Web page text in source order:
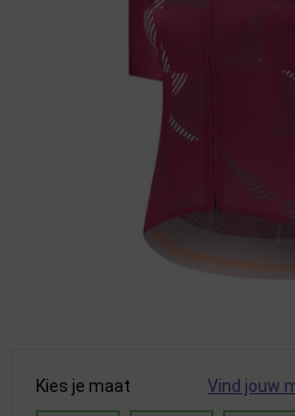
Kies je maat Vind jouw